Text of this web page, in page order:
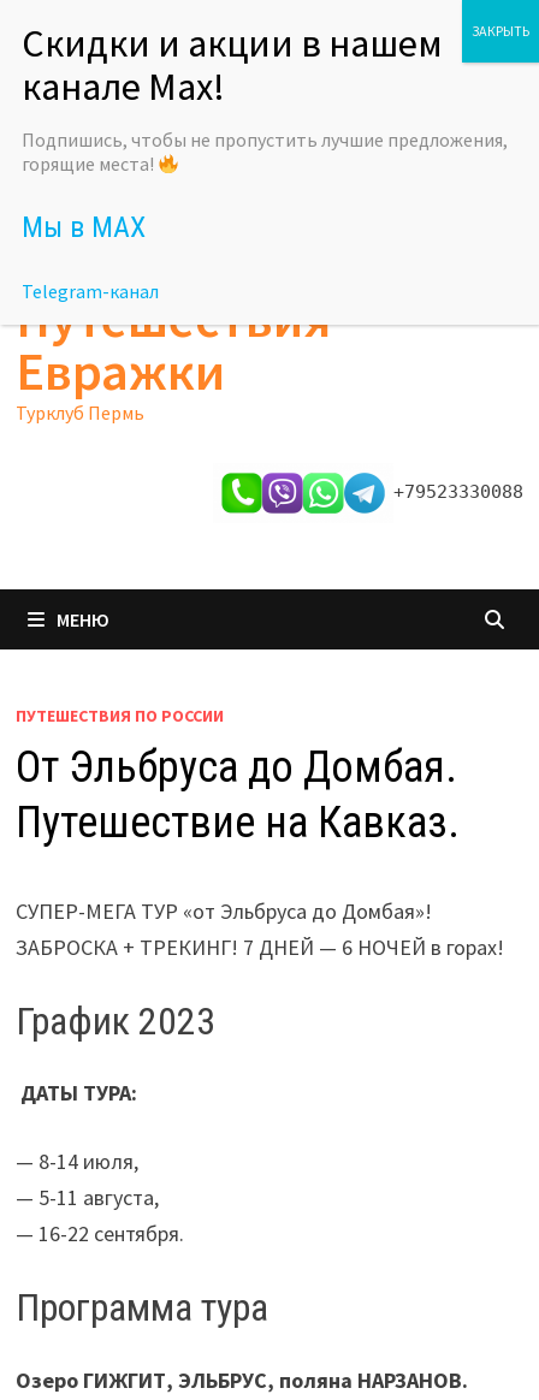
содержимому
Путешествия
Евражки
Турклуб Пермь
+79523330088
МЕНЮ
ПУТЕШЕСТВИЯ ПО РОССИИ
От Эльбруса до Домбая.
Путешествие на Кавказ.
СУПЕР-МЕГА ТУР «от Эльбруса до Домбая»!
ЗАБРОСКА + ТРЕКИНГ! 7 ДНЕЙ — 6 НОЧЕЙ в горах!
График 2023
ДАТЫ ТУРА:
— 8-14 июля,
— 5-11 августа,
— 16-22 сентября.
Программа тура
Озеро ГИЖГИТ, ЭЛЬБРУС, поляна НАРЗАНОВ.
Подпишись, чтобы не пропустить лучшие предложения,
горящие места!
Мы в MAX
Telegram-канал